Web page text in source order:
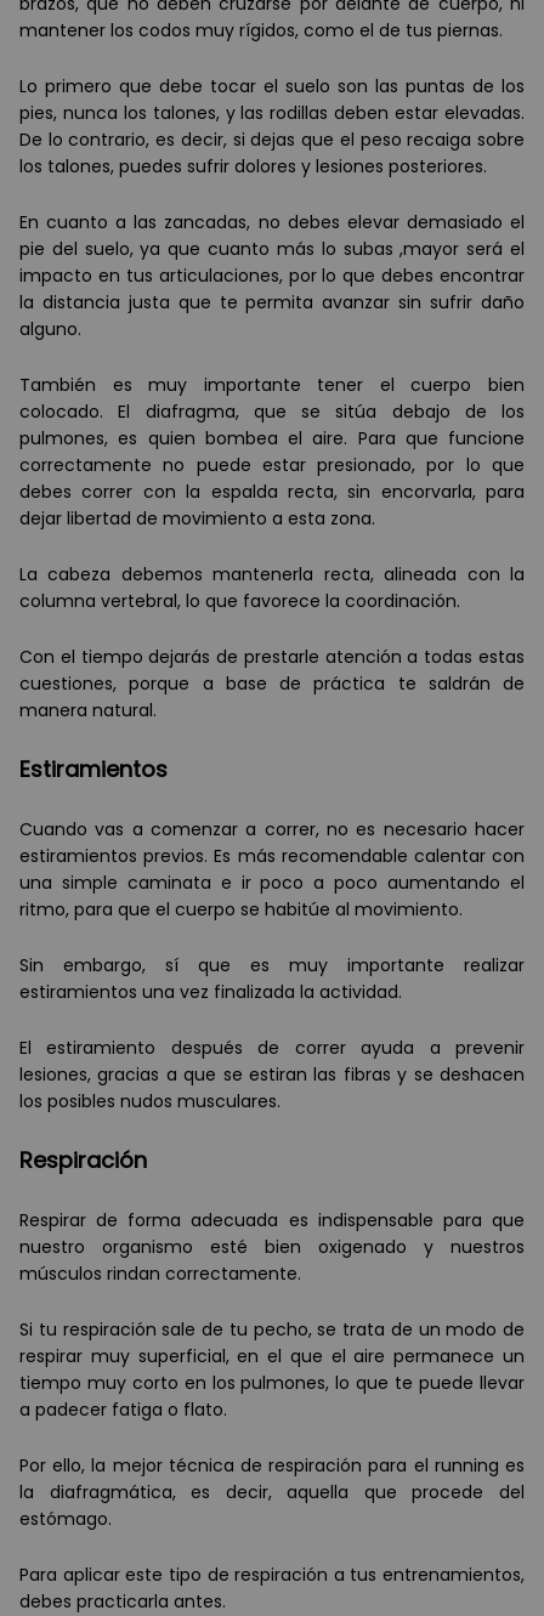
mantener los codos muy rígidos, como el de tus piernas.
Lo primero que debe tocar el suelo son las puntas de los
pies, nunca los talones, y las rodillas deben estar elevadas.
De lo contrario, es decir, si dejas que el peso recaiga sobre
los talones, puedes sufrir dolores y lesiones posteriores.
En cuanto a las zancadas, no debes elevar demasiado el
pie del suelo, ya que cuanto más lo subas ,mayor será el
impacto en tus articulaciones, por lo que debes encontrar
la distancia justa que te permita avanzar sin sufrir daño
alguno.
También es muy importante tener el cuerpo bien
colocado. El diafragma, que se sitúa debajo de los
pulmones, es quien bombea el aire. Para que funcione
correctamente no puede estar presionado, por lo que
debes correr con la espalda recta, sin encorvarla, para
dejar libertad de movimiento a esta zona.
La cabeza debemos mantenerla recta, alineada con la
columna vertebral, lo que favorece la coordinación.
Con el tiempo dejarás de prestarle atención a todas estas
cuestiones, porque a base de práctica te saldrán de
manera natural.
Estiramientos
Cuando vas a comenzar a correr, no es necesario hacer
estiramientos previos. Es más recomendable calentar con
una simple caminata e ir poco a poco aumentando el
ritmo, para que el cuerpo se habitúe al movimiento.
Sin embargo, sí que es muy importante realizar
estiramientos una vez finalizada la actividad.
El estiramiento después de correr ayuda a prevenir
lesiones, gracias a que se estiran las fibras y se deshacen
los posibles nudos musculares.
Respiración
Respirar de forma adecuada es indispensable para que
nuestro organismo esté bien oxigenado y nuestros
músculos rindan correctamente.
Si tu respiración sale de tu pecho, se trata de un modo de
respirar muy superficial, en el que el aire permanece un
tiempo muy corto en los pulmones, lo que te puede llevar
a padecer fatiga o flato.
Por ello, la mejor técnica de respiración para el running es
la diafragmática, es decir, aquella que procede del
estómago.
Para aplicar este tipo de respiración a tus entrenamientos,
debes practicarla antes.